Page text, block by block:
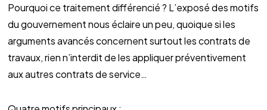
Pourquoi ce traitement différencié ? L’exposé des motifs
du gouvernement nous éclaire un peu, quoique si les
arguments avancés concernent surtout les contrats de
travaux, rien n’interdit de les appliquer préventivement
aux autres contrats de service…